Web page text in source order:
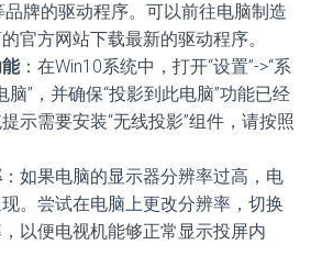
品牌的驱动程序。可以前往电脑制造
官方网站下载最新的驱动程序。
：在Win10系统中，打开“设置”->“系
脑”，并确保“投影到此电脑”功能已经
示需要安装“无线投影”组件，请按照
：如果电脑的显示器分辨率过高，电
。尝试在电脑上更改分辨率，切换
以便电视机能够正常显示投屏内